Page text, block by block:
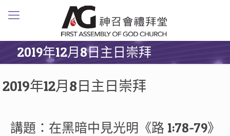
2019年12月8日主日崇拜
2019年12月8日主日崇拜
講題：在黑暗中見光明《路 1:78-79》